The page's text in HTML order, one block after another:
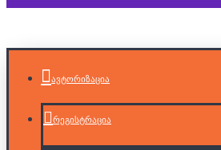
ავტორიზაცია
რეგისტრაცია